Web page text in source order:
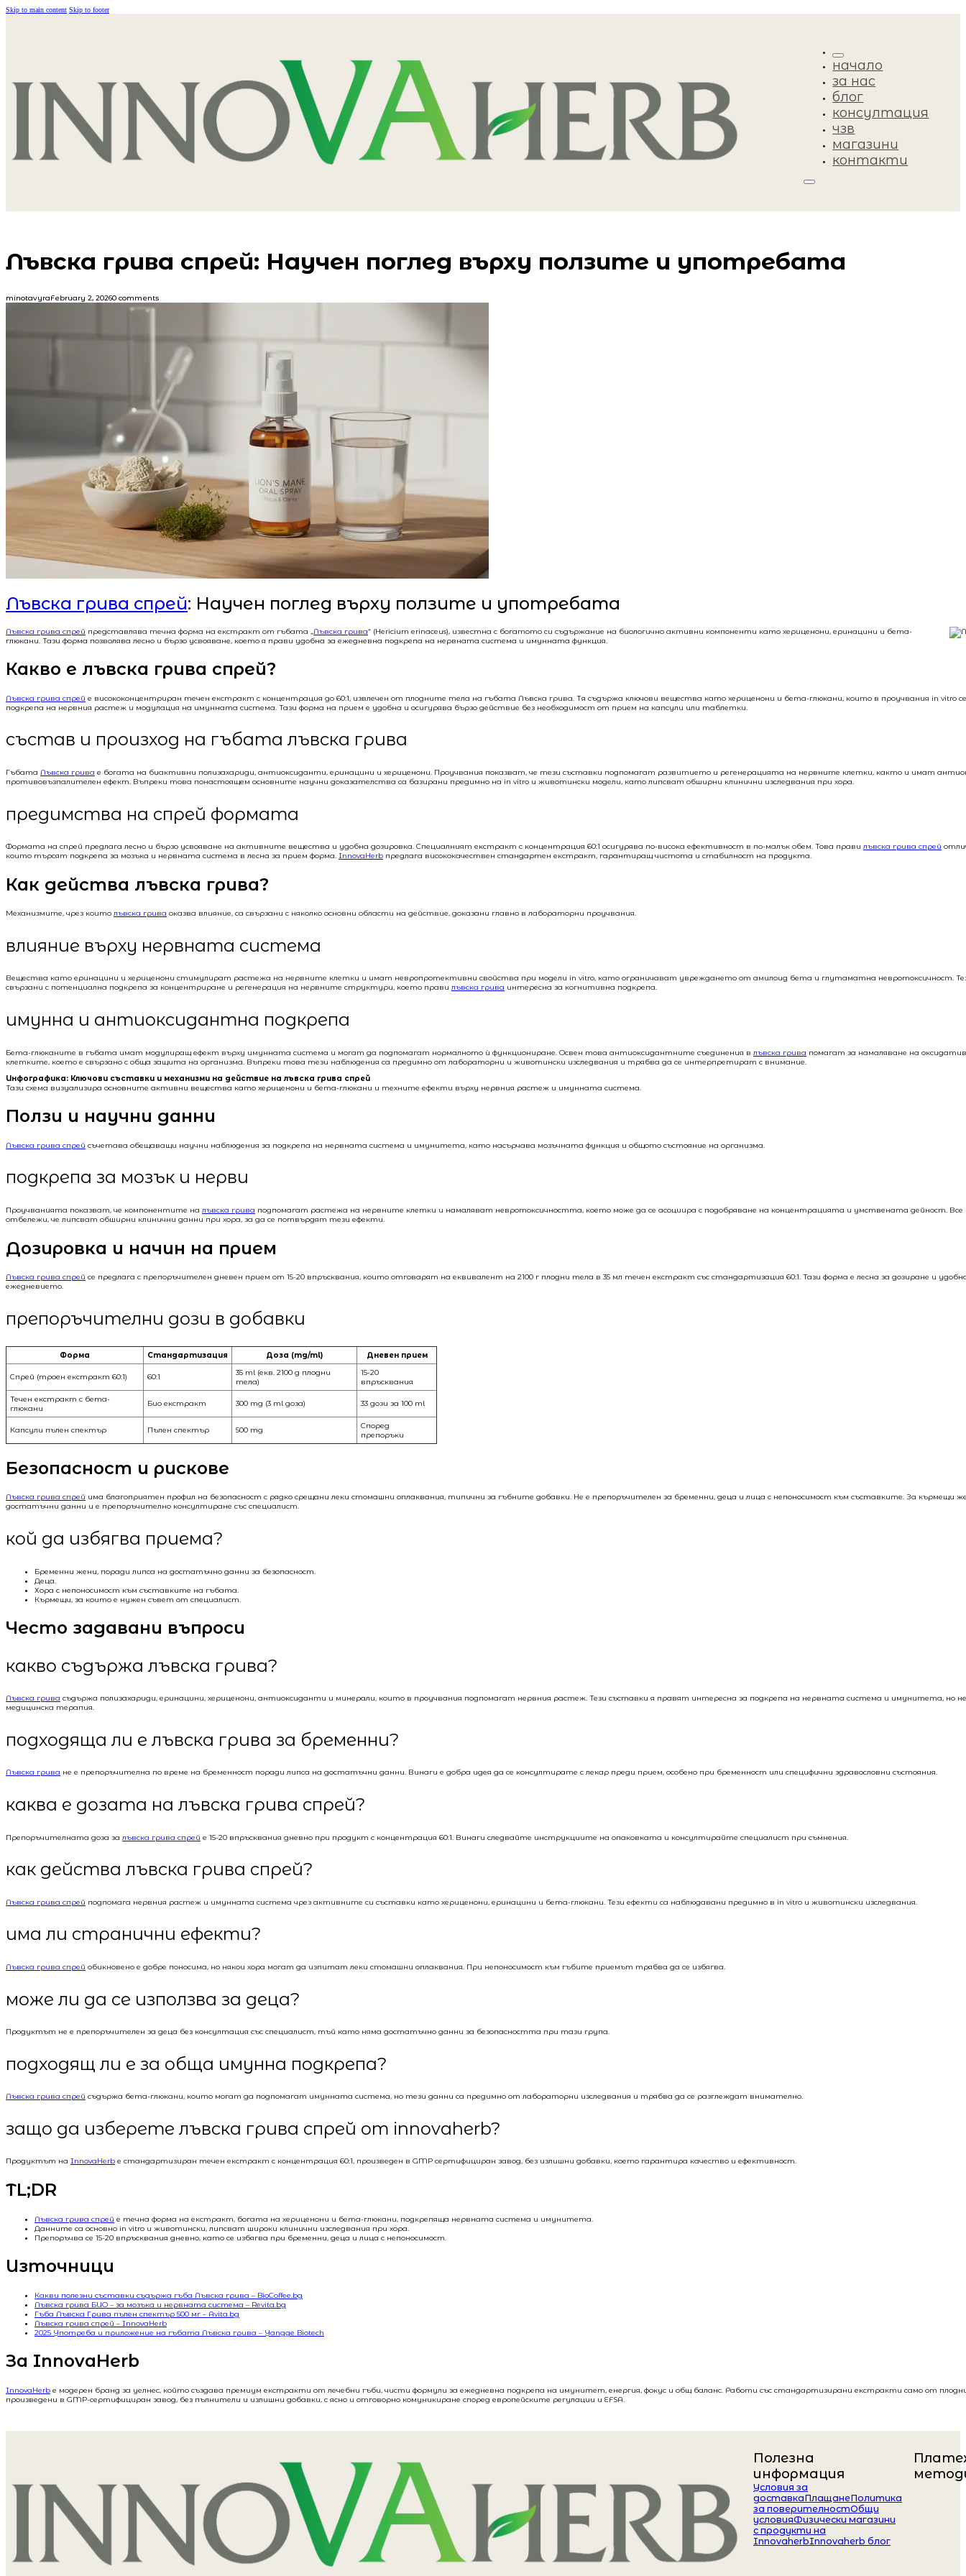
Skip to main content Skip to footer
начало
за нас
блог
консултация
чзв
магазини
контакти
Лъвска грива спрей: Научен поглед върху ползите и употребата
minotavyraFebruary 2, 20260 comments
Лъвска грива спрей: Научен поглед върху ползите и употребата
Лъвска грива спрей представлява течна форма на екстракт от гъбата „Лъвска грива“ (Hericium erinaceus), известна с богатото си съдържание на биологично активни компоненти като хериценони, еринацини и бета-
глюкани. Тази форма позволява лесно и бързо усвояване, което я прави удобна за ежедневна подкрепа на нервната система и имунната функция.
Какво е лъвска грива спрей?
Лъвска грива спрей е висококонцентриран течен екстракт с концентрация до 60:1, извлечен от плодните тела на гъбата Лъвска грива. Тя съдържа ключови вещества като хериценони и бета-глюкани, които в проучвания in vitro
подкрепа на нервния растеж и модулация на имунната система. Тази форма на прием е удобна и осигурява бързо действие без необходимост от прием на капсули или таблетки.
състав и произход на гъбата лъвска грива
Гъбата Лъвска грива е богата на биактивни полизахариди, антиоксиданти, еринацини и хериценони. Проучвания показват, че тези съставки подпомагат развитието и регенерацията на нервните клетки, както и имат
противовъзпалителен ефект. Въпреки това понастоящем основните научни доказателства са базирани предимно на in vitro и животински модели, като липсват обширни клинични изследвания при хора.
предимства на спрей формата
Формата на спрей предлага лесно и бързо усвояване на активните вещества и удобна дозировка. Специалният екстракт с концентрация 60:1 осигурява по-висока ефективност в по-малък обем. Това правилъвска грива спрей
които търсят подкрепа за мозъка и нервната система в лесна за прием форма. InnovaHerb предлага висококачествен стандартен екстракт, гарантиращ чистота и стабилност на продукта.
Как действа лъвска грива?
Механизмите, чрез коитолъвска грива оказва влияние, са свързани с няколко основни области на действие, доказани главно в лабораторни проучвания.
влияние върху нервната система
Вещества като еринацини и хериценони стимулират растежа на нервните клетки и имат невропротективни свойства при модели in vitro, като ограничават увреждането от амилоид бета и глутаматна невротоксичност.
свързани с потенциална подкрепа за концентриране и регенерация на нервните структури, което правилъвска грива интересна за когнитивна подкрепа.
имунна и антиоксидантна подкрепа
Бета-глюканите в гъбата имат модулиращ ефект върху имунната система и могат да подпомагат нормалното ѝ функциониране. Освен това антиоксидантните съединения влъвска грива помагат за намаляване на
клетките, което е свързано с обща защита на организма. Въпреки това тези наблюдения са предимно от лабораторни и животински изследвания и трябва да се интерпретират с внимание.
Инфографика: Ключови съставки и механизми на действие на лъвска грива спрей
Тази схема визуализира основните активни вещества като хериценони и бета-глюкани и техните ефекти върху нервния растеж и имунната система.
Ползи и научни данни
Лъвска грива спрей съчетава обещаващи научни наблюдения за подкрепа на нервната система и имунитета, като насърчава мозъчната функция и общото състояние на организма.
подкрепа за мозък и нерви
Проучванията показват, че компонентите налъвска грива подпомагат растежа на нервните клетки и намаляват невротоксичността, което може да се асоциира с подобряване на концентрацията и умствената дейност. Все
отбележи, че липсват обширни клинични данни при хора, за да се потвърдят тези ефекти.
Дозировка и начин на прием
Лъвска грива спрей се предлага с препоръчителен дневен прием от 15-20 впръсквания, които отговарят на еквивалент на 2100 г плодни тела в 35 мл течен екстракт със стандартизация 60:1. Тази форма е лесна за дозиране и
ежедневието.
препоръчителни дози в добавки
Форма Стандартизация Доза (mg/ml) Дневен прием
Спрей (троен екстракт 60:1) 60:1
35 ml (екв. 2100 g плодни
тела)
15-20
впръсквания
Течен екстракт с бета-
глюкани
Био екстракт 300 mg (3 ml доза) 33 дози за 100 ml
Капсули пълен спектър Пълен спектър 500 mg
Според
препоръки
Безопасност и рискове
Лъвска грива спрей има благоприятен профил на безопасност с рядко срещани леки стомашни оплаквания, типични за гъбните добавки. Не е препоръчителен за бременни, деца и лица с непоносимост към съставките. За кърмещи
достатъчни данни и е препоръчително консултиране със специалист.
кой да избягва приема?
Бременни жени, поради липса на достатъчно данни за безопасност.
Деца.
Хора с непоносимост към съставките на гъбата.
Кърмещи, за които е нужен съвет от специалист.
Често задавани въпроси
какво съдържа лъвска грива?
Лъвска грива съдържа полизахариди, еринацини, хериценони, антиоксиданти и минерали, които в проучвания подпомагат нервния растеж. Тези съставки я правят интересна за подкрепа на нервната система и имунитета, но
медицинска терапия.
подходяща ли е лъвска грива за бременни?
Лъвска грива не е препоръчителна по време на бременност поради липса на достатъчни данни. Винаги е добра идея да се консултирате с лекар преди прием, особено при бременност или специфични здравословни състояния.
каква е дозата на лъвска грива спрей?
Препоръчителната доза залъвска грива спрей е 15-20 впръсквания дневно при продукт с концентрация 60:1. Винаги следвайте инструкциите на опаковката и консултирайте специалист при съмнения.
как действа лъвска грива спрей?
Лъвска грива спрей подпомага нервния растеж и имунната система чрез активните си съставки като хериценони, еринацини и бета-глюкани. Тези ефекти са наблюдавани предимно в in vitro и животински изследвания.
има ли странични ефекти?
Лъвска грива спрей обикновено е добре поносима, но някои хора могат да изпитат леки стомашни оплаквания. При непоносимост към гъбите приемът трябва да се избягва.
може ли да се използва за деца?
Продуктът не е препоръчителен за деца без консултация със специалист, тъй като няма достатъчно данни за безопасността при тази група.
подходящ ли е за обща имунна подкрепа?
Лъвска грива спрей съдържа бета-глюкани, които могат да подпомагат имунната система, но тези данни са предимно от лабораторни изследвания и трябва да се разглеждат внимателно.
защо да изберете лъвска грива спрей от innovaherb?
Продуктът на InnovaHerb е стандартизиран течен екстракт с концентрация 60:1, произведен в GMP сертифициран завод, без излишни добавки, което гарантира качество и ефективност.
TL;DR
Лъвска грива спрей е течна форма на екстракт, богата на хериценони и бета-глюкани, подкрепяща нервната система и имунитета.
Данните са основно in vitro и животински, липсват широки клинични изследвания при хора.
Препоръчва се 15-20 впръсквания дневно, като се избягва при бременни, деца и лица с непоносимост.
Източници
Какви полезни съставки съдържа гъба Лъвска грива – BioCoffee.bg
Лъвска грива БИО – за мозъка и нервната система – Revita.bg
Гъба Лъвска Грива пълен спектър 500 мг – Avita.bg
Лъвска грива спрей – InnovaHerb
2025 Употреба и приложение на гъбата Лъвска грива – Yangge Biotech
За InnovaHerb
InnovaHerb е модерен бранд за уелнес, който създава премиум екстракти от лечебни гъби, чисти формули за ежедневна подкрепа на имунитет, енергия, фокус и общ баланс. Работи със стандартизирани екстракти само от
произведени в GMP-сертифициран завод, без пълнители и излишни добавки, с ясно и отговорно комуникиране според европейските регулации и EFSA.
Полезна
информация
Условия за
доставкаПлащанеПолитика
за поверителностОбщи
условияФизически магазини
с продукти на
InnovaherbInnovaherb блог